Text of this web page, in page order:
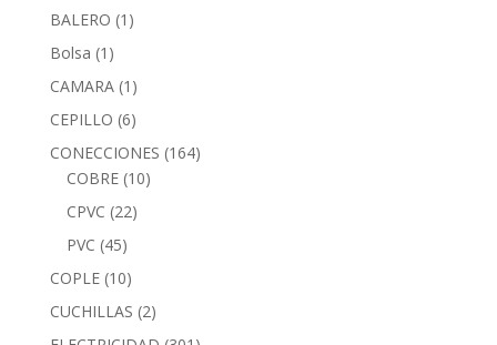
BALERO (1)
Bolsa (1)
CAMARA (1)
CEPILLO (6)
CONECCIONES (164)
COBRE (10)
CPVC (22)
PVC (45)
COPLE (10)
CUCHILLAS (2)